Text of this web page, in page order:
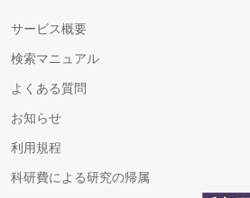
サービス概要
検索マニュアル
よくある質問
お知らせ
利用規程
科研費による研究の帰属